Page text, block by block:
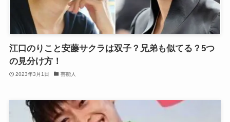
江口のりこと安藤サクラは双子？兄弟も似てる？5つ
の見分け方！
2023年3月1日 芸能人